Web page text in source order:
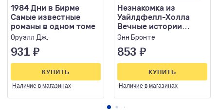
1984 Дни в Бирме
Самые известные
романы в одном томе
Оруэлл Дж.
931 ₽
Наличие в магазинах
КУПИТЬ
Незнакомка из
Уайлдфелл-Холла
Вечные истории
Young Adult
Энн Бронте
853 ₽
Наличие в магазинах
КУПИТЬ